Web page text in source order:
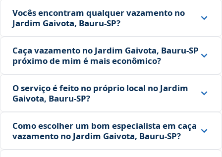
Vocês encontram qualquer vazamento no
Jardim Gaivota, Bauru‑SP?
Caça vazamento no Jardim Gaivota, Bauru‑SP
próximo de mim é mais econômico?
O serviço é feito no próprio local no Jardim
Gaivota, Bauru‑SP?
Como escolher um bom especialista em caça
vazamento no Jardim Gaivota, Bauru‑SP?